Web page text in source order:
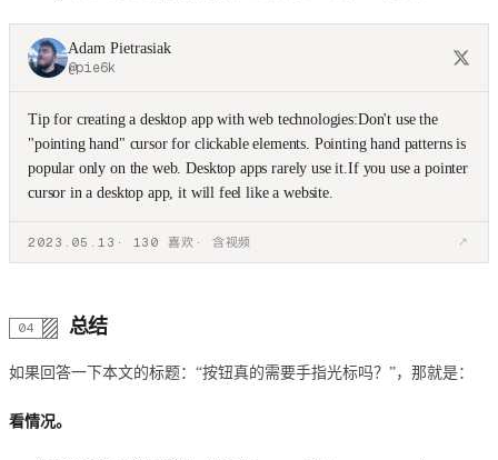
Adam Pietrasiak
@pie6k
Tip for creating a desktop app with web technologies:Don't use the
"pointing hand" cursor for clickable elements. Pointing hand patterns is
popular only on the web. Desktop apps rarely use it. If you use a pointer
cursor in a desktop app, it will feel like a website.
2023.05.13 · 130 喜欢 · 含视频 ↗
总结
如果回答一下本文的标题：“按钮真的需要手指光标吗？”，那就是：
看情况。